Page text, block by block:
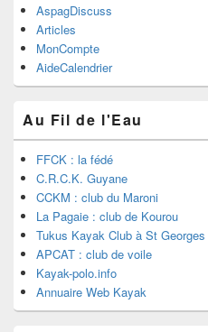
AspagDiscuss
Articles
MonCompte
AideCalendrier
Au Fil de l'Eau
FFCK : la fédé
C.R.C.K. Guyane
CCKM : club du Maroni
La Pagaie : club de Kourou
Tukus Kayak Club à St Georges
APCAT : club de voile
Kayak-polo.info
Annuaire Web Kayak